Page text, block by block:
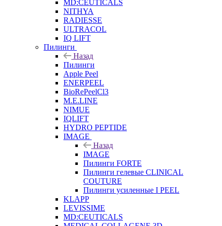
MD:CEUTICALS
NITHYA
RADIESSE
ULTRACOL
IQ LIFT
Пилинги
Назад
Пилинги
Apple Peel
ENERPEEL
BioRePeelCl3
M.E.LINE
NIMUE
IQLIFT
HYDRO PEPTIDE
IMAGE
Назад
IMAGE
Пилинги FORTE
Пилинги гелевые CLINICAL
COUTURE
Пилинги усиленные I PEEL
KLAPP
LEVISSIME
MD:CEUTICALS